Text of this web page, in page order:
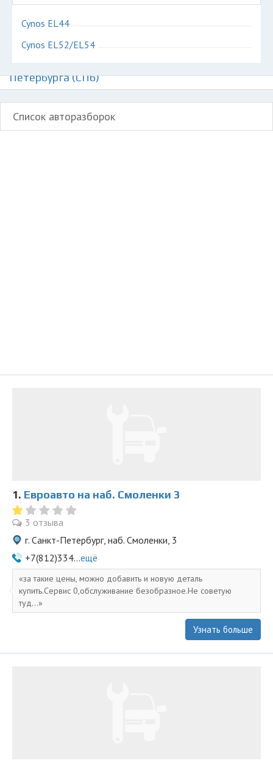
Cynos EL44
Cynos EL52/EL54
Петербурга (СПб)
Список авторазборок
1. Евроавто на наб. Смоленки 3
3 отзыва
г. Санкт-Петербург, наб. Смоленки, 3
+7(812)334...ещё
за такие цены, можно добавить и новую деталь
купить.Сервис 0,обслуживание безобразное.Не советую
туд...
Узнать больше